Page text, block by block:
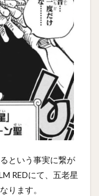
という事実に繋が
REDにて、五老星
ります。